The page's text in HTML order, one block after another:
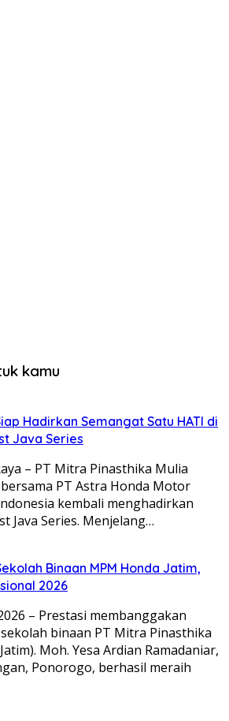
kamu
Hadirkan Semangat Satu HATI di
Java Series
– PT Mitra Pinasthika Mulia
PT Astra Honda Motor
kembali menghadirkan
Java Series. Menjelang…
Binaan MPM Honda Jatim,
2026
– Prestasi membanggakan
binaan PT Mitra Pinasthika
Moh. Yesa Ardian Ramadaniar,
Ponorogo, berhasil meraih